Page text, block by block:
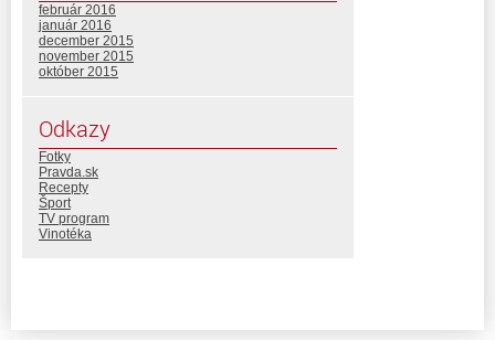
február 2016
január 2016
december 2015
november 2015
október 2015
Odkazy
Fotky
Pravda.sk
Recepty
Šport
TV program
Vinotéka